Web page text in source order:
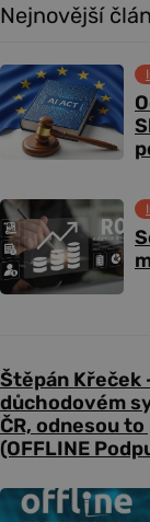
Nejnovější
Štěpán Křeček
důchodovém
ČR, odnesou
(OFFLINE